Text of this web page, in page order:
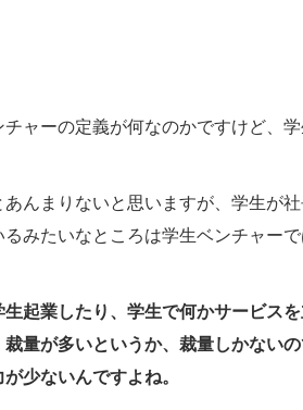
ャーの定義が何なのかですけど、
あんまりないと思いますが、学生が
るみたいなところは学生ベンチャーで
生起業したり、学生で何かサービス
裁量が多いというか、裁量しかない
少ないんですよね。